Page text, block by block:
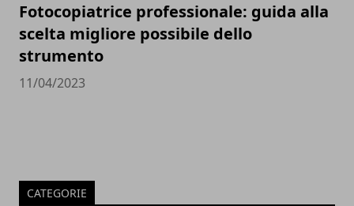
Fotocopiatrice professionale: guida alla
scelta migliore possibile dello
strumento
11/04/2023
CATEGORIE